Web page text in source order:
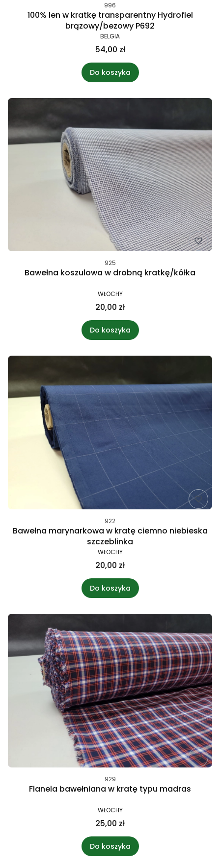
996
100% len w kratkę transparentny Hydrofiel
brązowy/bezowy P692
BELGIA
54,00 zł
Do koszyka
925
Bawełna koszulowa w drobną kratkę/kółka
WŁOCHY
20,00 zł
Do koszyka
922
Bawełna marynarkowa w kratę ciemno niebieska
szczeblinka
WŁOCHY
20,00 zł
Do koszyka
929
Flanela bawełniana w kratę typu madras
WŁOCHY
25,00 zł
Do koszyka